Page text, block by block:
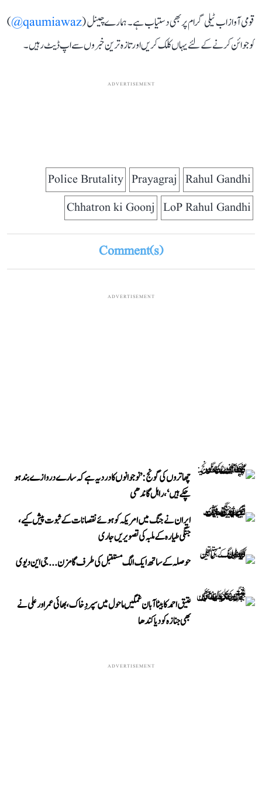
قومی آواز اب ٹیلی گرام پر بھی دستیاب ہے۔ ہمارے چینل (qaumiawaz@
)
کو جوائن کرنے کے لئے یہاں کلک کریں اور تازہ ترین خبروں سے اپ ڈیٹ رہیں۔
ADVERTISEMENT
Rahul Gandhi
Prayagraj
Police Brutality
LoP Rahul Gandhi
Chhatron ki Goonj
Comment(s)
ADVERTISEMENT
چھاتروں کی گونج: ’نوجوانوں کا درد یہ ہے کہ سارے دروازے بند ہو
چکے ہیں‘، راہل گاندھی
ایران نے جنگ میں امریکہ کو ہوئے نقصانات کے ثبوت پیش کیے،
جنگی طیارہ کے ملبہ کی تصویریں جاری
حوصلہ کے ساتھ ایک الگ مستقبل کی طرف گامزن... جی این دیوی
عتیق احمد کا بیٹا آبان غمگین ماحول میں سپردِ خاک، بھائی عمر اور علی نے
بھی جنازہ کو دیا کندھا
ADVERTISEMENT